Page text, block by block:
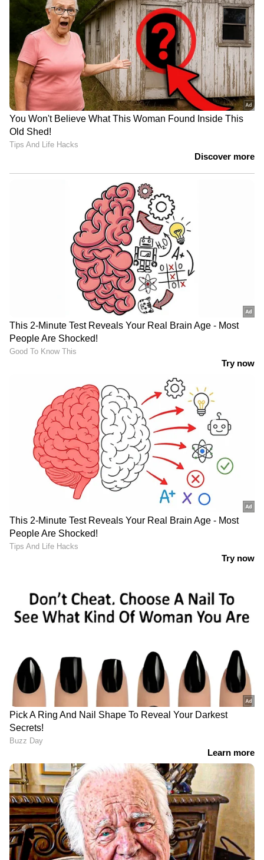
നിലപാട് കേരളത്തിലെ ജനത്തിന് അറിയാം.
ഇതിന് മുൻപ് കുറച്ച് ദിവസം ആരോഗ്യമന്ത്രി
വീണ കൈക്കൂലി വാങ്ങിയെന്നും പേഴ്സണൽ
സ്റ്റാഫ് അവരുടെ ബന്ധുവാണെന്നും
പ്രചരിപ്പിച്ചു. ഇതൊന്നും ശരിയല്ലെന്ന്
കേരളത്തിലെ ജനത്തിന് അറിയാം. ഇത്തരം
കള്ളങ്ങൾ എത്ര തവണ പ്രചരിപ്പിച്ചാലും
എൽഡിഎഫിനോ അതിന് നേതൃത്വം നൽകുന്ന
മുഖ്യമന്ത്രിക്കോ അദ്ദേഹത്തിന്റെ
ഏൽക്കില്ലെന്നും എകെ ബാലൻ പറഞ്ഞു.
ഏഷ്യാനെറ്റ് ന്യൂസ് ലൈവ്